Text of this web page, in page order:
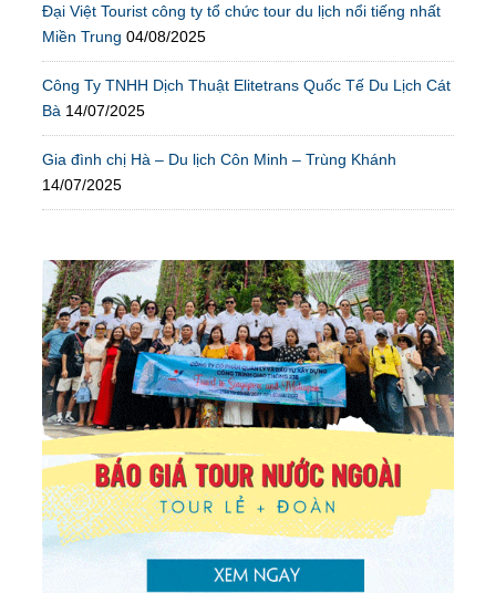
Đại Việt Tourist công ty tổ chức tour du lịch nổi tiếng nhất
Miền Trung 04/08/2025
Công Ty TNHH Dịch Thuật Elitetrans Quốc Tế Du Lịch Cát
Bà 14/07/2025
Gia đình chị Hà – Du lịch Côn Minh – Trùng Khánh
14/07/2025